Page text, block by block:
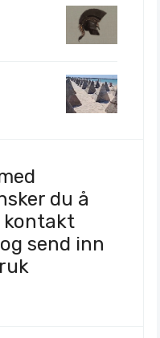
du å
kontakt
og send inn